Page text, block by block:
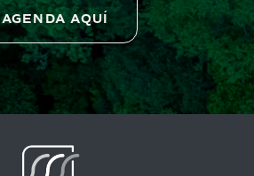
AGENDA AQUÍ